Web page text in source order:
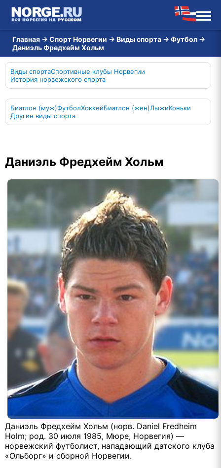
Главная → Спорт Норвегии → Виды спорта → Футбол →
Даниэль Фредхейм Хольм
Виды спортаСпортивные клубы Норвегии
История норвежского спорта
Биатлон (муж)ФутболХоккейБиатлон (жен)ЛыжиКоньки
Другие виды спорта
Даниэль Фредхейм Хольм
Даниэль Фредхейм Хольм (норв. Daniel Fredheim
Holm; род. 30 июля 1985, Мюре, Норвегия) —
норвежский футболист, нападающий датского клуба
«Ольборг» и сборной Норвегии.